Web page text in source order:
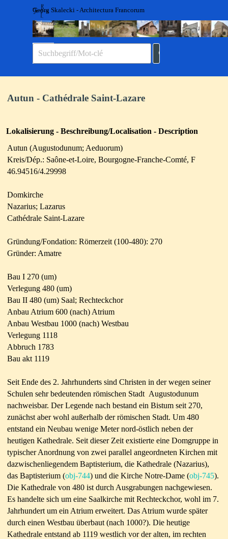
Direkt zum Seiteninhalt
Georg Skalecki - Architectura Francorum
Autun - Cathédrale Saint-Lazare
Lokalisierung - Beschreibung/Localisation - Description
Autun (Augustodunum; Aeduorum)
Kreis/Dép.: Saône-et-Loire, Bourgogne-Franche-Comté, F
46.94516/4.29998
Domkirche
Nazarius; Lazarus
Cathédrale Saint-Lazare
Gründung/Fondation: Römerzeit (100-480): 270
Gründer: Amatre
Bau I 270 (um)
Verlegung 480 (um)
Bau II 480 (um) Saal; Rechteckchor
Anbau Atrium 600 (nach) Atrium
Anbau Westbau 1000 (nach) Westbau
Verlegung 1118
Abbruch 1783
Bau akt 1119
Seit Ende des 2. Jahrhunderts sind Christen in der wegen seiner
Schulen sehr bedeutenden römischen Stadt Augustodunum
nachweisbar. Der Legende nach bestand ein Bistum seit 270,
zunächst aber wohl außerhalb der römischen Stadt. Um 480
entstand ein Neubau wenige Meter nord-östlich neben der
heutigen Kathedrale. Seit dieser Zeit existierte eine Domgruppe in
typischer Anordnung von zwei parallel angeordneten Kirchen mit
dazwischenliegendem Baptisterium, die Kathedrale (Nazarius),
das Baptisterium (obj-744) und die Kirche Notre-Dame (obj-745).
Die Kathedrale von 480 ist durch Ausgrabungen nachgewiesen.
Es handelte sich um eine Saalkirche mit Rechteckchor, wohl im 7.
Jahrhundert um ein Atrium erweitert. Das Atrium wurde später
durch einen Westbau überbaut (nach 1000?). Die heutige
Kathedrale entstand ab 1119 westlich vor der alten, im rechten